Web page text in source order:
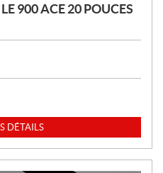
900 ACE 20 POUCES
DÉTAILS